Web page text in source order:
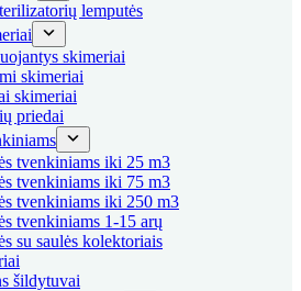
lemputės
skimeriai
skimeriai
skimeriai
priedai
tvenkiniams iki 25 m3
tvenkiniams iki 75 m3
tvenkiniams iki 250 m3
tvenkiniams 1-15 arų
su saulės kolektoriais
šildytuvai